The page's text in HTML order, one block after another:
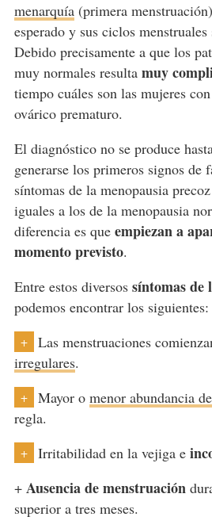
menarquía(primera
esperado y sus ciclos
Debido precisamente a que los
muy normales resultamuy
tiempo cuáles son las mujeres
ovárico prematuro.
El diagnóstico no se produce
generarse los primeros signos de
síntomas de la menopausia
iguales a los de la menopausia
diferencia es que empiezan a
momento previsto.
Entre estos diversos síntomas de
podemos encontrar los siguientes:
+
Las menstruaciones
irregulares.
+ Mayor o menor abundancia
regla.
+ Irritabilidad en la vejiga e
+ Ausencia de menstruación
superior a tres meses.